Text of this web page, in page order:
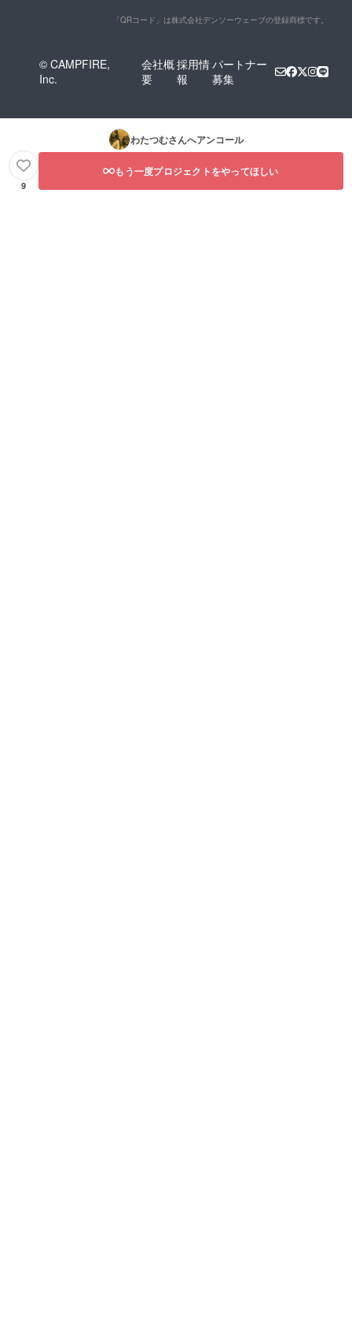
「QRコード」は株式会社デンソーウェーブの登録商標です。
© CAMPFIRE,
Inc.
会社概
要
採用情
報
パートナー
募集
わたつむさんへアンコール
9
もう一度プロジェクトをやってほしい